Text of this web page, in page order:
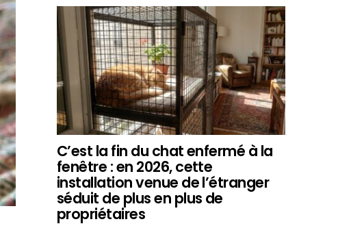
C’est la fin du chat enfermé à la
fenêtre : en 2026, cette
installation venue de l’étranger
séduit de plus en plus de
propriétaires